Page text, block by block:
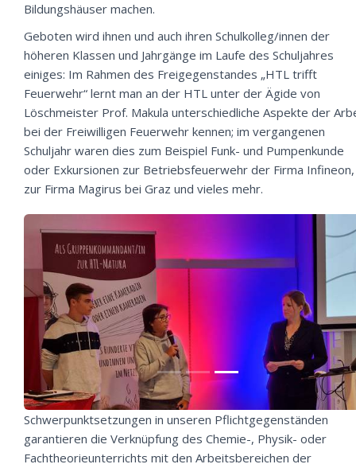
Bildungshäuser machen.
Geboten wird ihnen und auch ihren Schulkolleg/innen der
höheren Klassen und Jahrgänge im Laufe des Schuljahres
einiges: Im Rahmen des Freigegenstandes „HTL trifft
Feuerwehr“ lernt man an der HTL unter der Ägide von
Löschmeister Prof. Makula unterschiedliche Aspekte der
bei der Freiwilligen Feuerwehr kennen; im vergangenen
Schuljahr waren dies zum Beispiel Funk- und Pumpenkunde
oder Exkursionen zur Betriebsfeuerwehr der Firma Infineon,
zur Firma Magirus bei Graz und vieles mehr.
Schwerpunktsetzungen in unseren Pflichtgegenständen
garantieren die Verknüpfung des Chemie-, Physik- oder
Fachtheorieunterrichts mit den Arbeitsbereichen der